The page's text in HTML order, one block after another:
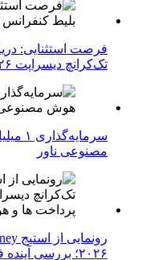
تک‌کرانچ دیسراپت ۲۰۲۶
مصنوعی ناور
۲۰۲۶؛ بررسی آینده فین‌تک، پرداخت‌ ها و هوش مصنوعی